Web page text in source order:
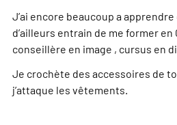
J’ai encore beaucoup a
d’ailleurs entrain de me former en
conseillère en image , cursus en
Je crochète des accessoires de
j’attaque les vêtements.